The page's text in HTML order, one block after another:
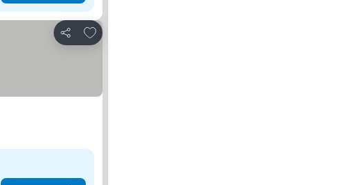
Compartir
Agregar a favoritos